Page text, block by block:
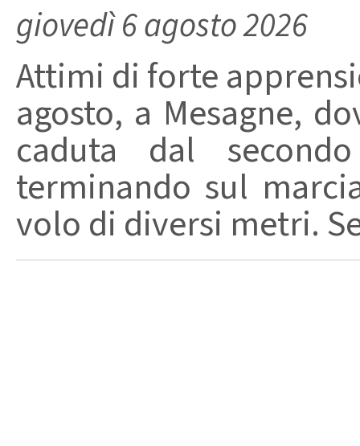
giovedì 6 agosto 2026
Attimi di forte
agosto, a Mesagne,
caduta dal
terminando sul
volo di diversi metri.